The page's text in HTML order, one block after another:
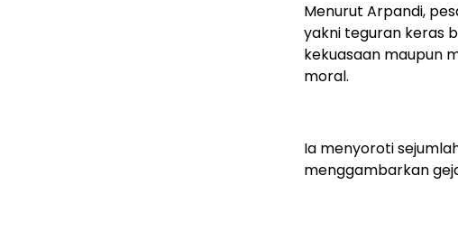
Menurut Arpandi,
yakni teguran keras
kekuasaan maupun
moral.
Ia menyoroti
menggambarkan